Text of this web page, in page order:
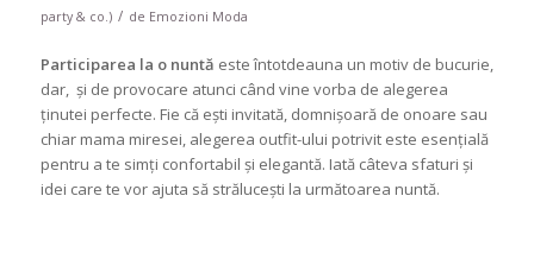
party & co.) / de Emozioni Moda
Participarea la o nuntă este întotdeauna un motiv de bucurie,
dar, și de provocare atunci când vine vorba de alegerea
ținutei perfecte. Fie că ești invitată, domnișoară de onoare sau
chiar mama miresei, alegerea outfit-ului potrivit este esențială
pentru a te simți confortabil și elegantă. Iată câteva sfaturi și
idei care te vor ajuta să strălucești la următoarea nuntă.